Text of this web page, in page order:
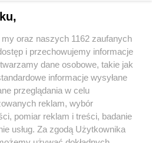
PRYWATNOŚCI HOSTING
RSS FACEBOOK KONTAKT
oraz naszych 1162 zaufanych
i przechowujemy informacje
dane osobowe, takie jak
informacje wysyłane
przeglądania w celu
reklam, wybór
pomiar reklam i treści, badanie
usług. Za zgodą Użytkownika